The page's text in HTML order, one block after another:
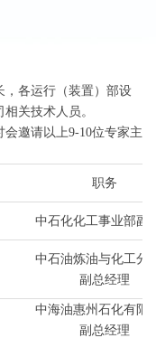
，各运行（装置）部设
关技术人员。
会邀请以上9-10位专家主
职务
中石化化工事业部副
中石油炼油与化工分
副总经理
中海油惠州石化有限
副总经理